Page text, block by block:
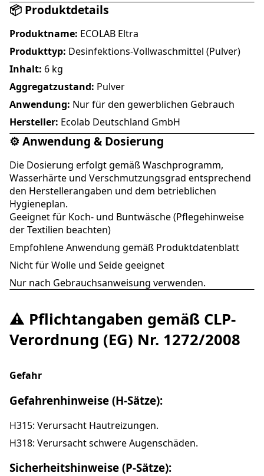
📦 Produktdetails
Produktname: ECOLAB Eltra
Produkttyp: Desinfektions-Vollwaschmittel (Pulver)
Inhalt: 6 kg
Aggregatzustand: Pulver
Anwendung: Nur für den gewerblichen Gebrauch
Hersteller: Ecolab Deutschland GmbH
⚙️ Anwendung & Dosierung
Die Dosierung erfolgt gemäß Waschprogramm,
Wasserhärte und Verschmutzungsgrad entsprechend
den Herstellerangaben und dem betrieblichen
Hygieneplan.
Geeignet für Koch- und Buntwäsche (Pflegehinweise
der Textilien beachten)
Empfohlene Anwendung gemäß Produktdatenblatt
Nicht für Wolle und Seide geeignet
Nur nach Gebrauchsanweisung verwenden.
⚠️ Pflichtangaben gemäß CLP-
Verordnung (EG) Nr. 1272/2008
Gefahr
Gefahrenhinweise (H-Sätze):
H315: Verursacht Hautreizungen.
H318: Verursacht schwere Augenschäden.
Sicherheitshinweise (P-Sätze):